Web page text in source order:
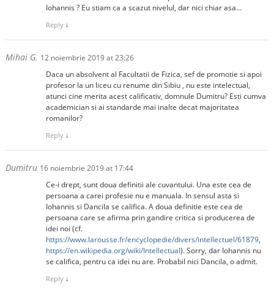
Iohannis ? Eu stiam ca a scazut nivelul, dar nici chiar asa…
Reply ↓
Mihai G. 12 noiembrie 2019 at 23:26
Daca un absolvent al Facultatii de Fizica, sef de promotie si apoi
profesor la un liceu cu renume din Sibiu , nu este intelectual,
atunci cine merita acest calificativ, domnule Dumitru? Esti cumva
academician si ai standarde mai inalte decat majoritatea
romanilor?
Reply ↓
Dumitru 16 noiembrie 2019 at 17:44
Ce-i drept, sunt doua definitii ale cuvantului. Una este cea de
persoana a carei profesie nu e manuala. In sensul asta si
Iohannis si Dancila se califica. A doua definitie este cea de
persoana care se afirma prin gandire critica si producerea de
idei noi (cf.
https://www.larousse.fr/encyclopedie/divers/intellectuel/61879,
https://en.wikipedia.org/wiki/Intellectual). Sorry, dar Iohannis nu
se califica, pentru ca idei nu are. Probabil nici Dancila, o admit.
Reply ↓